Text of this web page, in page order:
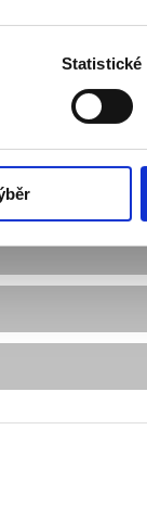
Statistické